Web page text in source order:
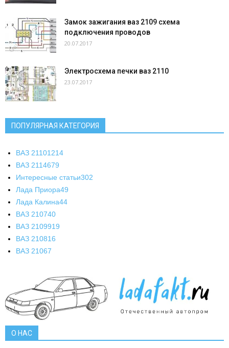
Замок зажигания ваз 2109 схема
подключения проводов
20.07.2017
Электросхема печки ваз 2110
23.07.2017
ПОПУЛЯРНАЯ КАТЕГОРИЯ
ВАЗ 21101214
ВАЗ 2114679
Интересные статьи302
Лада Приора49
Лада Калина44
ВАЗ 210740
ВАЗ 2109919
ВАЗ 210816
ВАЗ 21067
О НАС